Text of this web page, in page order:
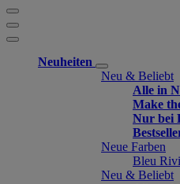
Neuheiten
Neu & Beliebt
Alle in
Make
Nur bei
Neue Farben
Bleu
Neu & Beliebt